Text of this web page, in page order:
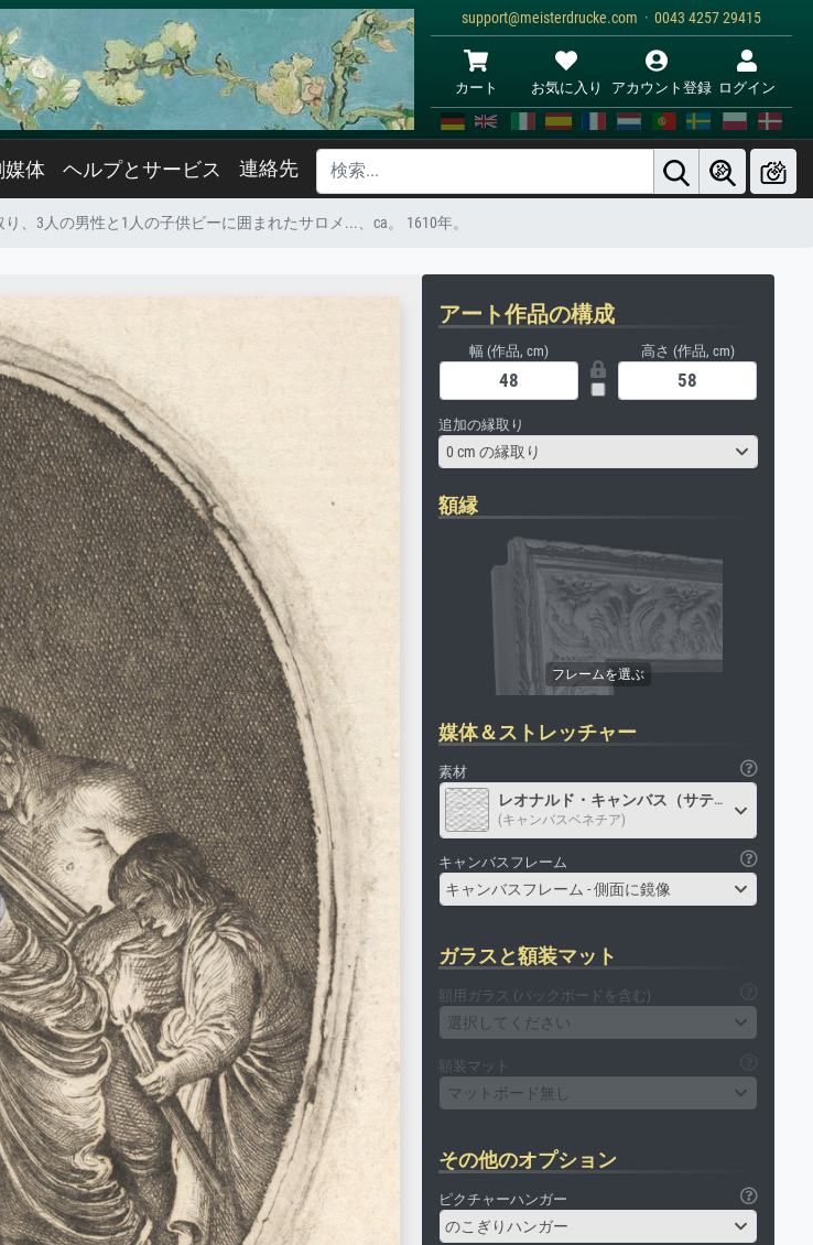
support@meisterdrucke.com · 0043 4257 29415
カート お気に入り アカウント登録 ログイン
媒体 ヘルプとサービス 連絡先
、3人の男性と1人の子供ビーに囲まれたサロメ...、ca。 1610年。
アート作品の構成
幅 (作品, cm) 高さ (作品, cm)
追加の縁取り
0 cm の縁取り
額縁
媒体＆ストレッチャー
素材
レオナルド・キャンバス（サテン）
(キャンバスベネチア)
キャンバスフレーム
キャンバスフレーム - 側面に鏡像
ガラスと額装マット
額用ガラス (バックボードを含む)
選択してください
額装マット
マットボード無し
その他のオプション
ピクチャーハンガー
のこぎりハンガー